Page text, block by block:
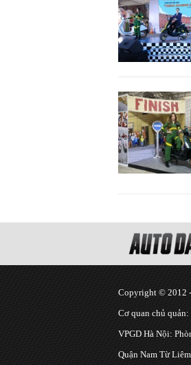
Copyright © 2012 -
Cơ quan chủ
VPGD Hà Nội:
Quận Nam Từ